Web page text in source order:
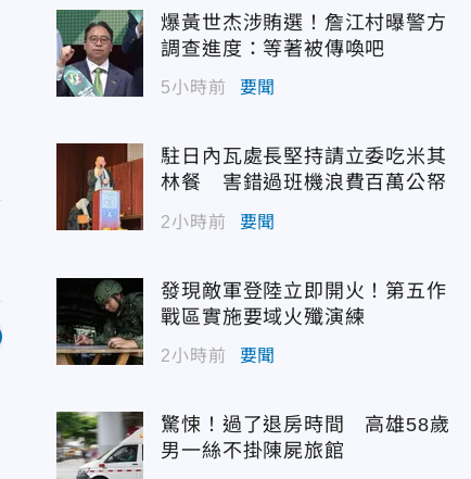
爆黃世杰涉賄選！詹江村曝警方
調查進度：等著被傳喚吧
5小時前 要聞
駐日內瓦處長堅持請立委吃米其
林餐 害錯過班機浪費百萬公帑
2小時前 要聞
發現敵軍登陸立即開火！第五作
戰區實施要域火殲演練
2小時前 要聞
驚悚！過了退房時間 高雄58歲
男一絲不掛陳屍旅館